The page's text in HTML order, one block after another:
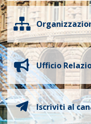
Ufficio
Iscriviti al